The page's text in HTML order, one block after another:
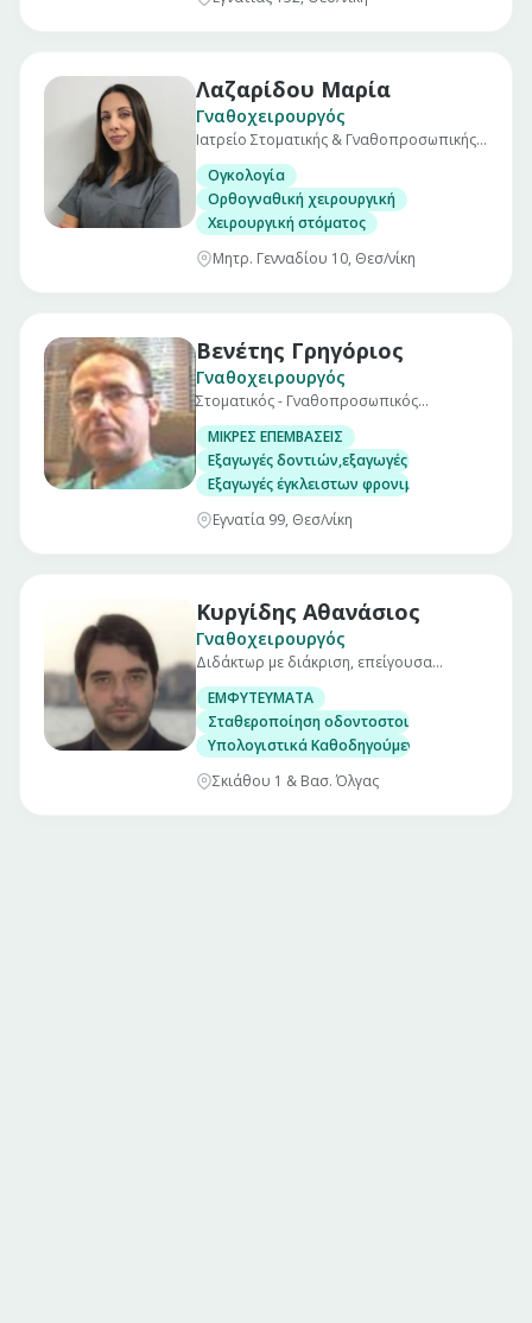
Λαζαρίδου Μαρία
Γναθοχειρουργός
Ιατρείο Στοματικής & Γναθοπροσωπικής
Ογκολογία
Ορθογναθική χειρουργική
Χειρουργική στόματος
Μητρ. Γενναδίου 10, Θεσ/νίκη
Βενέτης Γρηγόριος
Γναθοχειρουργός
Στοματικός - Γναθοπροσωπικός
ΜΙΚΡΕΣ ΕΠΕΜΒΑΣΕΙΣ
Εξαγωγές δοντιών,εξαγωγές υπεράριθμων,
Εξαγωγές έγκλειστων φρονιμιτών
Εγνατία 99, Θεσ/νίκη
Κυργίδης Αθανάσιος
Γναθοχειρουργός
Διδάκτωρ με διάκριση, επείγουσα
προσώπου.
ΕΜΦΥΤΕΥΜΑΤΑ
Σταθεροποίηση οδοντοστοιχίας
Υπολογιστικά Καθοδηγούμενη
Σκιάθου 1 & Βασ. Όλγας